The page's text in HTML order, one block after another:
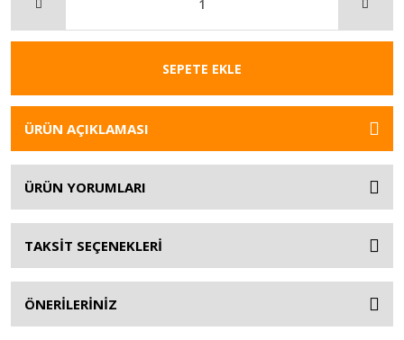
SEPETE EKLE
ÜRÜN AÇIKLAMASI
ÜRÜN YORUMLARI
TAKSİT SEÇENEKLERİ
ÖNERİLERİNİZ